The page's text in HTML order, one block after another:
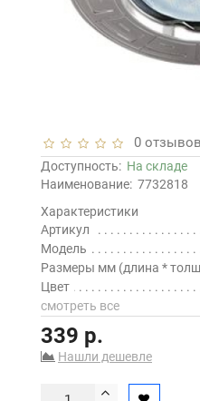
0 отзывов
Доступность: На складе
Наименование: 7732818
Характеристики
Артикул
Модель
Размеры мм (длина *
Цвет
смотреть все
339 р.
Нашли дешевле